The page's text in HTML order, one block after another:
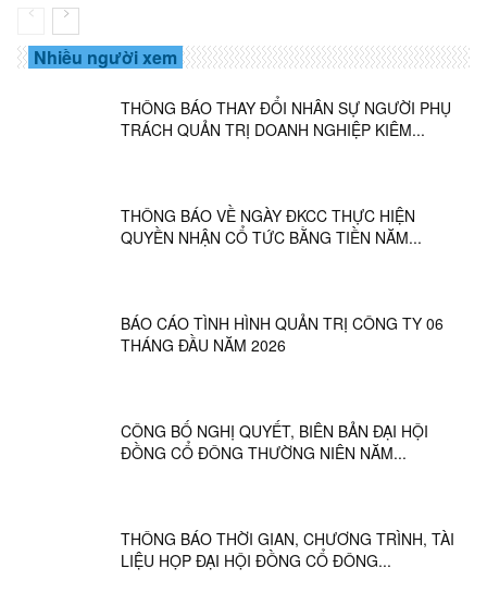
Nhiều người xem
THÔNG BÁO THAY ĐỔI NHÂN SỰ NGƯỜI PHỤ
TRÁCH QUẢN TRỊ DOANH NGHIỆP KIÊM...
THÔNG BÁO VỀ NGÀY ĐKCC THỰC HIỆN
QUYỀN NHẬN CỔ TỨC BẰNG TIỀN NĂM...
BÁO CÁO TÌNH HÌNH QUẢN TRỊ CÔNG TY 06
THÁNG ĐẦU NĂM 2026
CÔNG BỐ NGHỊ QUYẾT, BIÊN BẢN ĐẠI HỘI
ĐỒNG CỔ ĐÔNG THƯỜNG NIÊN NĂM...
THÔNG BÁO THỜI GIAN, CHƯƠNG TRÌNH, TÀI
LIỆU HỌP ĐẠI HỘI ĐỒNG CỔ ĐÔNG...